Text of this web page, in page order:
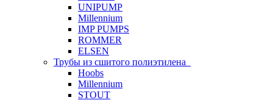
UNIPUMP
Millennium
IMP PUMPS
ROMMER
ELSEN
Трубы из сшитого полиэтилена
Hoobs
Millennium
STOUT